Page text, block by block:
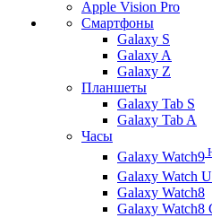
Apple Vision Pro
Смартфоны
Galaxy S
Galaxy A
Galaxy Z
Планшеты
Galaxy Tab S
Galaxy Tab A
Часы
Galaxy Watch9
Galaxy Watch
Galaxy Watch8
Galaxy Watch8